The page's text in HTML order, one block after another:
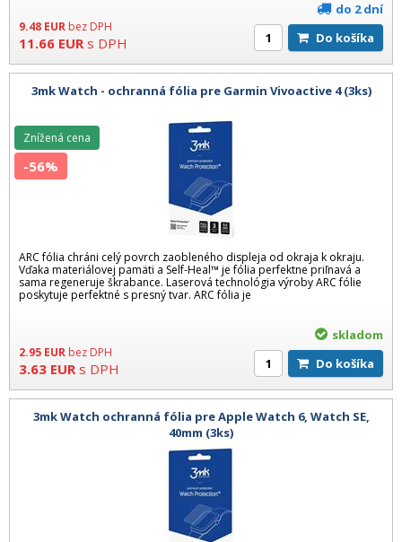
9.48 EUR bez DPH
11.66 EUR s DPH
do 2 dní
Do košíka
3mk Watch - ochranná fólia pre Garmin Vivoactive 4 (3ks)
ARC fólia chráni celý povrch zaobleného displeja od okraja k okraju.
Vďaka materiálovej pamäti a Self-Heal™ je fólia perfektne priľnavá a
sama regeneruje škrabance. Laserová technológia výroby ARC fólie
poskytuje perfektné s presný tvar. ARC fólia je
2.95 EUR bez DPH
3.63 EUR s DPH
Znížená cena
-56%
skladom
Do košíka
3mk Watch ochranná fólia pre Apple Watch 6, Watch SE,
40mm (3ks)